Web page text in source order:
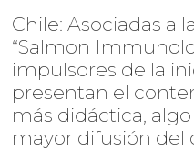
Chile: Asociadas a
“Salmon
impulsores de la
presentan el
más didáctica,
mayor difusión del